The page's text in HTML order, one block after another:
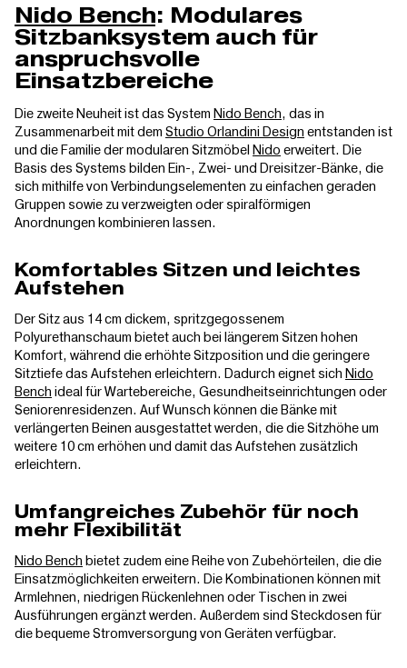
Nido Bench: Modulares
Sitzbanksystem auch für
anspruchsvolle
Einsatzbereiche
Die zweite Neuheit ist das System Nido Bench, das in
Zusammenarbeit mit dem Studio Orlandini Design entstanden ist
und die Familie der modularen Sitzmöbel Nido erweitert. Die
Basis des Systems bilden Ein-, Zwei- und Dreisitzer-Bänke, die
sich mithilfe von Verbindungselementen zu einfachen geraden
Gruppen sowie zu verzweigten oder spiralförmigen
Anordnungen kombinieren lassen.
Komfortables Sitzen und leichtes
Aufstehen
Der Sitz aus 14 cm dickem, spritzgegossenem
Polyurethanschaum bietet auch bei längerem Sitzen hohen
Komfort, während die erhöhte Sitzposition und die geringere
Sitztiefe das Aufstehen erleichtern. Dadurch eignet sich Nido
Bench ideal für Wartebereiche, Gesundheitseinrichtungen oder
Seniorenresidenzen. Auf Wunsch können die Bänke mit
verlängerten Beinen ausgestattet werden, die die Sitzhöhe um
weitere 10 cm erhöhen und damit das Aufstehen zusätzlich
erleichtern.
Umfangreiches Zubehör für noch
mehr Flexibilität
Nido Bench bietet zudem eine Reihe von Zubehörteilen, die die
Einsatzmöglichkeiten erweitern. Die Kombinationen können mit
Armlehnen, niedrigen Rückenlehnen oder Tischen in zwei
Ausführungen ergänzt werden. Außerdem sind Steckdosen für
die bequeme Stromversorgung von Geräten verfügbar.